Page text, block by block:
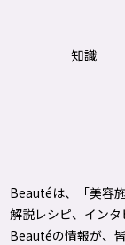
知識
Beautéは、「美容
解説レシピ、インタ
Beautéの情報が、